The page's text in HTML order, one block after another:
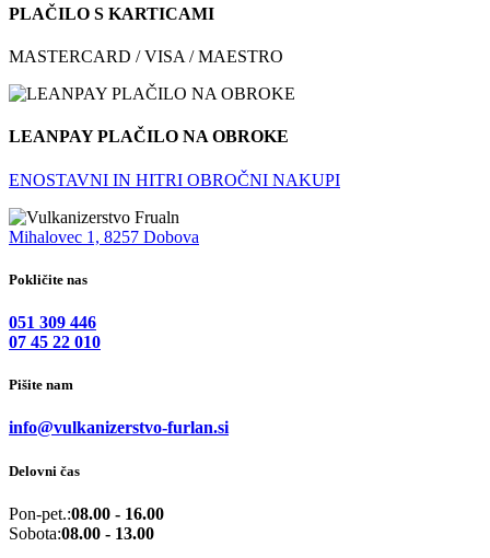
PLAČILO S KARTICAMI
MASTERCARD / VISA / MAESTRO
LEANPAY PLAČILO NA OBROKE
ENOSTAVNI IN HITRI OBROČNI NAKUPI
Mihalovec 1, 8257 Dobova
Pokličite nas
051 309 446
07 45 22 010
Pišite nam
info@vulkanizerstvo-furlan.si
Delovni čas
Pon-pet.:08.00 - 16.00
Sobota:08.00 - 13.00